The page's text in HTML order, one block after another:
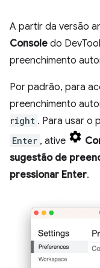
A partir da versão
Console do
preenchimento
Por padrão, para
preenchimento
right . Para usar o
Enter , ative
sugestão de
pressionar Enter.